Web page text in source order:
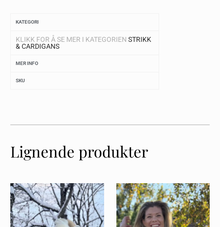
KATEGORI
KLIKK FOR Å SE MER I KATEGORIEN STRIKK
& CARDIGANS
MER INFO
SKU
Lignende produkter